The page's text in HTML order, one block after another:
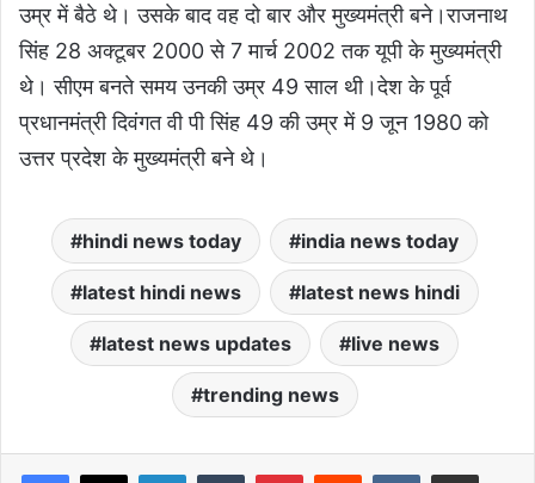
उम्र में बैठे थे। उसके बाद वह दो बार और मुख्यमंत्री बने।राजनाथ
सिंह 28 अक्टूबर 2000 से 7 मार्च 2002 तक यूपी के मुख्यमंत्री
थे। सीएम बनते समय उनकी उम्र 49 साल थी।देश के पूर्व
प्रधानमंत्री दिवंगत वी पी सिंह 49 की उम्र में 9 जून 1980 को
उत्तर प्रदेश के मुख्यमंत्री बने थे।
hindi news today india news today
latest hindi news latest news hindi
latest news updates live news
trending news